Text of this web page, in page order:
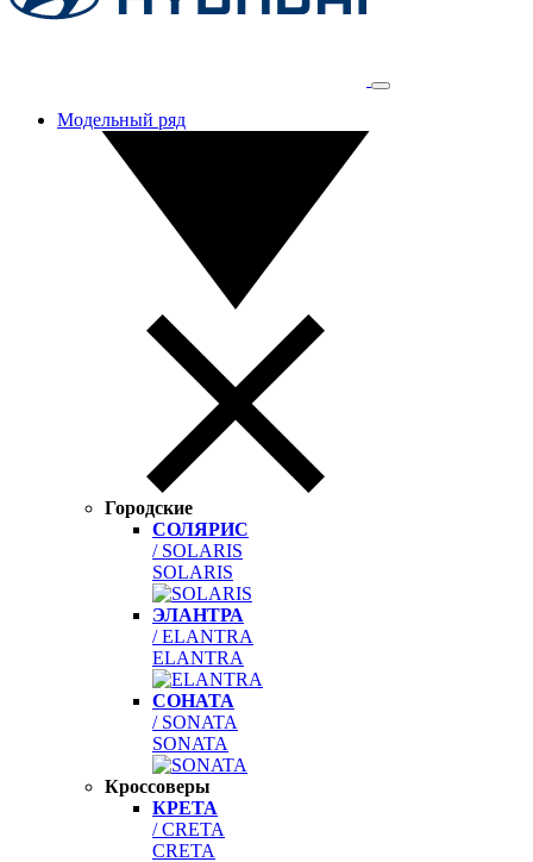
Модельный ряд
Городские
СОЛЯРИС
/ SOLARIS
SOLARIS
ЭЛАНТРА
/ ELANTRA
ELANTRA
СОНАТА
/ SONATA
SONATA
Кроссоверы
КРЕТА
/ CRETA
CRETA